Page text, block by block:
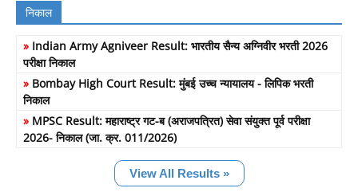
निकाल
» Indian Army Agniveer Result: भारतीय सैन्य अग्निवीर भरती 2026
परीक्षा निकाल
» Bombay High Court Result: मुंबई उच्च न्यायालय - लिपिक भरती
निकाल
» MPSC Result: महाराष्ट्र गट-ब (अराजपत्रित) सेवा संयुक्त पूर्व परीक्षा
2026- निकाल (जा. क्र. 011/2026)
View All Results »